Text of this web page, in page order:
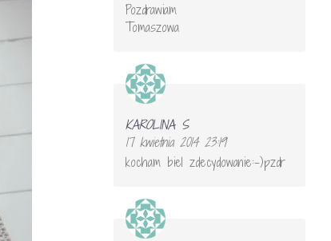
Pozdrawiam
Tomaszowa
KAROLINA S
17 kwietnia 2014 23:19
kocham biel zdecydowanie:-)pzdr